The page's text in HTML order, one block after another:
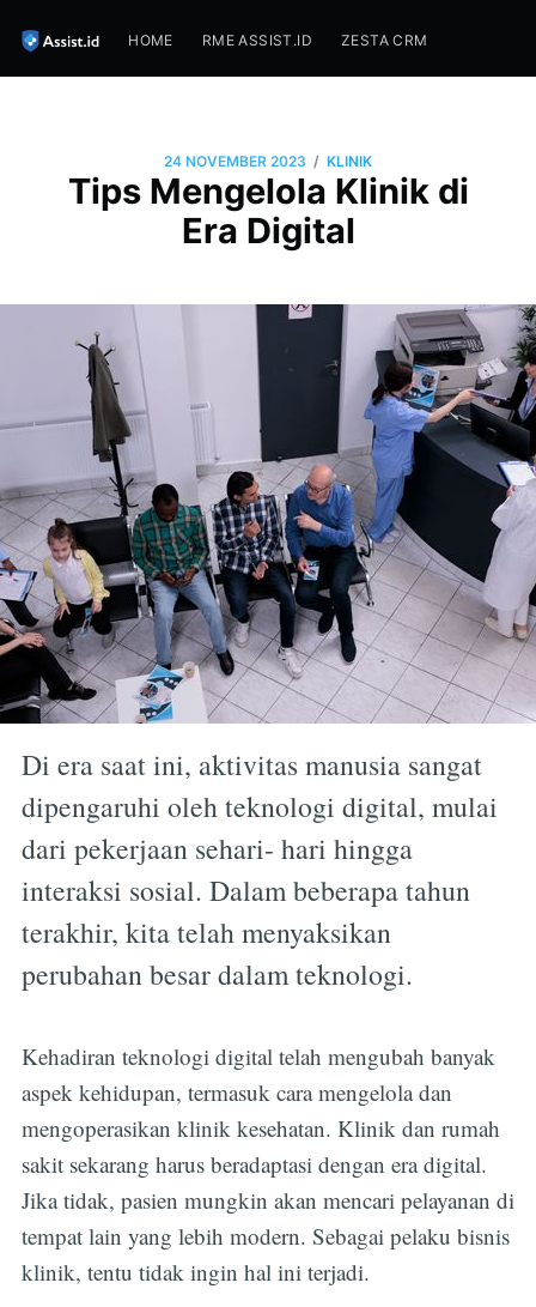
HOME RME ASSIST.ID ZESTA CRM
24 NOVEMBER 2023 / KLINIK
Tips Mengelola Klinik di
Era Digital
Di era saat ini, aktivitas manusia sangat
dipengaruhi oleh teknologi digital, mulai
dari pekerjaan sehari- hari hingga
interaksi sosial. Dalam beberapa tahun
terakhir, kita telah menyaksikan
perubahan besar dalam teknologi.
Kehadiran teknologi digital telah mengubah banyak
aspek kehidupan, termasuk cara mengelola dan
mengoperasikan klinik kesehatan. Klinik dan rumah
sakit sekarang harus beradaptasi dengan era digital.
Jika tidak, pasien mungkin akan mencari pelayanan di
tempat lain yang lebih modern. Sebagai pelaku bisnis
klinik, tentu tidak ingin hal ini terjadi.